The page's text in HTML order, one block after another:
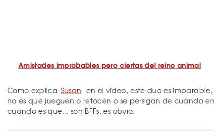
Amistades improbables pero ciertas del reino animal
Como explica Susan en el vídeo, este duo es imparable,
no es que jueguen o retocen o se persigan de cuando en
cuando es que... son BFFs, es obvio.